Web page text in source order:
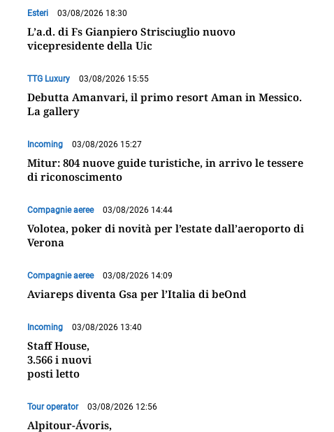
Esteri 03/08/2026 18:30
L’a.d. di Fs Gianpiero Strisciuglio nuovo
vicepresidente della Uic
TTG Luxury 03/08/2026 15:55
Debutta Amanvari, il primo resort Aman in Messico.
La gallery
Incoming 03/08/2026 15:27
Mitur: 804 nuove guide turistiche, in arrivo le tessere
di riconoscimento
Compagnie aeree 03/08/2026 14:44
Volotea, poker di novità per l’estate dall’aeroporto di
Verona
Compagnie aeree 03/08/2026 14:09
Aviareps diventa Gsa per l’Italia di beOnd
Incoming 03/08/2026 13:40
Staff House,
3.566 i nuovi
posti letto
Tour operator 03/08/2026 12:56
Alpitour-Ávoris,